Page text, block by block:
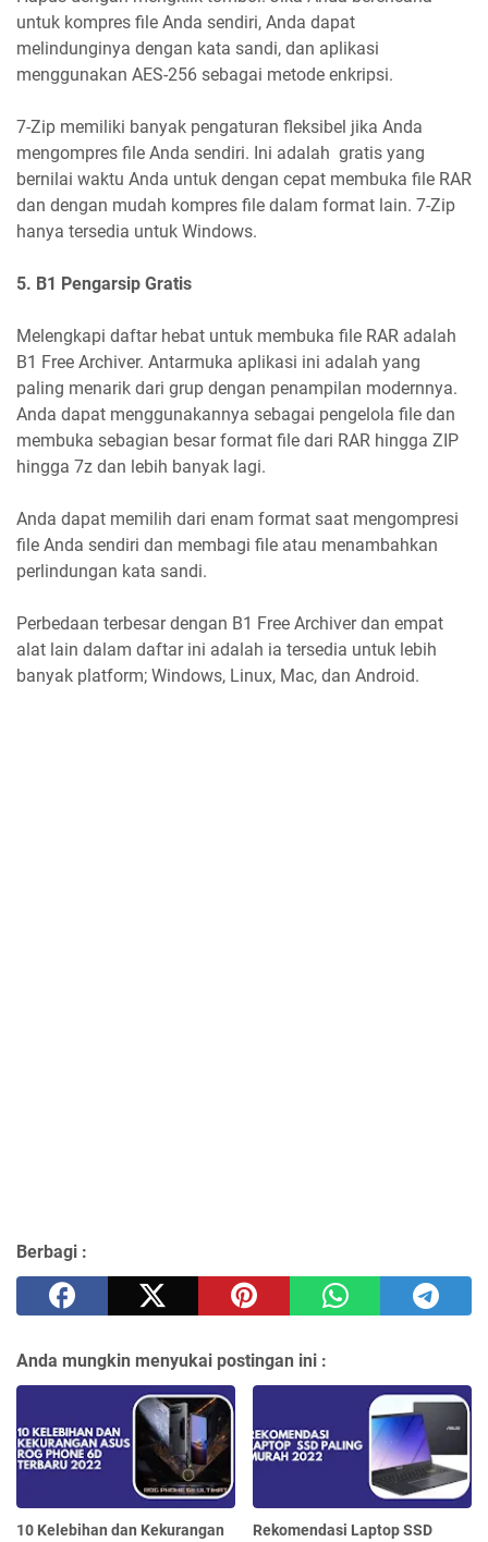
untuk kompres file Anda sendiri, Anda dapat
melindunginya dengan kata sandi, dan aplikasi
menggunakan AES-256 sebagai metode enkripsi.
7-Zip memiliki banyak pengaturan fleksibel jika Anda
mengompres file Anda sendiri. Ini adalah gratis yang
bernilai waktu Anda untuk dengan cepat membuka file RAR
dan dengan mudah kompres file dalam format lain. 7-Zip
hanya tersedia untuk Windows.
5. B1 Pengarsip Gratis
Melengkapi daftar hebat untuk membuka file RAR adalah
B1 Free Archiver. Antarmuka aplikasi ini adalah yang
paling menarik dari grup dengan penampilan modernnya.
Anda dapat menggunakannya sebagai pengelola file dan
membuka sebagian besar format file dari RAR hingga ZIP
hingga 7z dan lebih banyak lagi.
Anda dapat memilih dari enam format saat mengompresi
file Anda sendiri dan membagi file atau menambahkan
perlindungan kata sandi.
Perbedaan terbesar dengan B1 Free Archiver dan empat
alat lain dalam daftar ini adalah ia tersedia untuk lebih
banyak platform; Windows, Linux, Mac, dan Android.
Berbagi :
Anda mungkin menyukai postingan ini :
10 Kelebihan dan Kekurangan
Rekomendasi Laptop SSD